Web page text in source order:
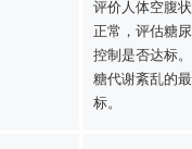
评价人体空腹
正常，评估糖
控制是否达标
糖代谢紊乱的
标。